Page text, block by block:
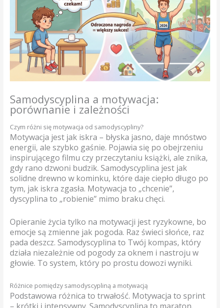
Samodyscyplina a motywacja:
porównanie i zależności
Czym różni się motywacja od samodyscypliny?
Motywacja jest jak iskra – błyska jasno, daje mnóstwo
energii, ale szybko gaśnie. Pojawia się po obejrzeniu
inspirującego filmu czy przeczytaniu książki, ale znika,
gdy rano dzwoni budzik. Samodyscyplina jest jak
solidne drewno w kominku, które daje ciepło długo po
tym, jak iskra zgasła. Motywacja to „chcenie”,
dyscyplina to „robienie” mimo braku chęci.
Opieranie życia tylko na motywacji jest ryzykowne, bo
emocje są zmienne jak pogoda. Raz świeci słońce, raz
pada deszcz. Samodyscyplina to Twój kompas, który
działa niezależnie od pogody za oknem i nastroju w
głowie. To system, który po prostu dowozi wyniki.
Różnice pomiędzy samodyscypliną a motywacją
Podstawowa różnica to trwałość. Motywacja to sprint